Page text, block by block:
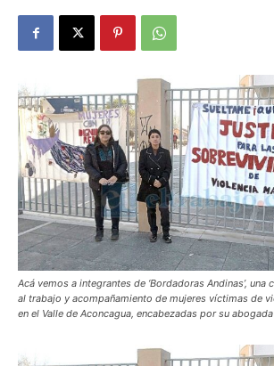
Acá vemos a integrantes de ‘Bordadoras Andinas’,
al trabajo y acompañamiento de mujeres víctimas de
en el Valle de Aconcagua, encabezadas por su